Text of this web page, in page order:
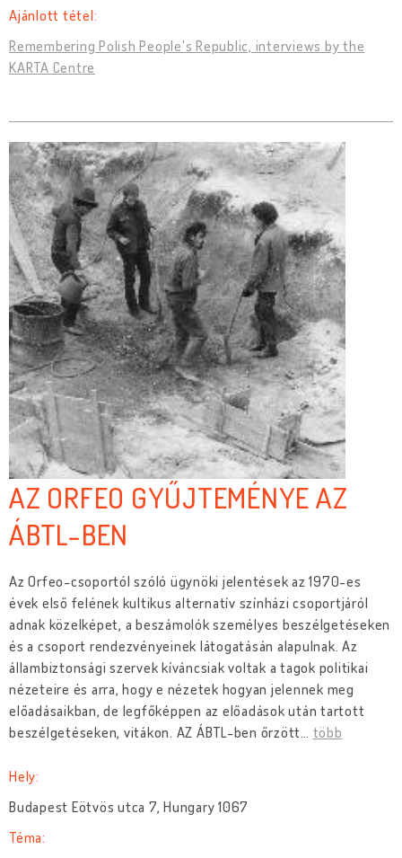
Ajánlott tétel:
Remembering Polish People's Republic, interviews by the
KARTA Centre
AZ ORFEO GYŰJTEMÉNYE AZ
ÁBTL-BEN
Az Orfeo-csoportól szóló ügynöki jelentések az 1970-es
évek első felének kultikus alternatív színházi csoportjáról
adnak közelképet, a beszámolók személyes beszélgetéseken
és a csoport rendezvényeinek látogatásán alapulnak. Az
állambiztonsági szervek kíváncsiak voltak a tagok politikai
nézeteire és arra, hogy e nézetek hogyan jelennek meg
előadásaikban, de legfőképpen az előadások után tartott
beszélgetéseken, vitákon. AZ ÁBTL-ben őrzött… több
Hely:
Budapest Eötvös utca 7, Hungary 1067
Téma: